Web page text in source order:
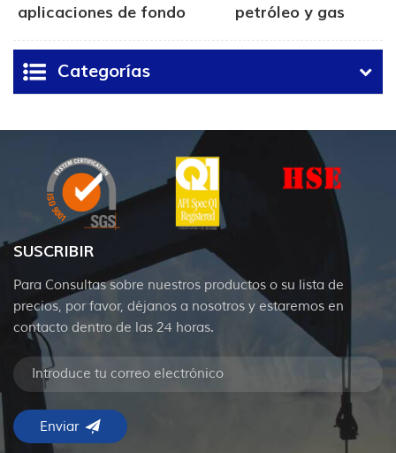
aplicaciones de fondo
de pozo
petróleo y gas
Categorías
SUSCRIBIR
Para Consultas sobre nuestros productos o su lista de
precios, por favor, déjanos a nosotros y estaremos en
contacto dentro de las 24 horas.